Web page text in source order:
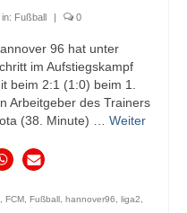
Fußball 0
96 hat unter
im Aufstiegskampf
beim 2:1 (1:0) beim 1.
Arbeitgeber des Trainers
(38. Minute) … Weiter
, FCM, Fußball , hannover96, liga2,